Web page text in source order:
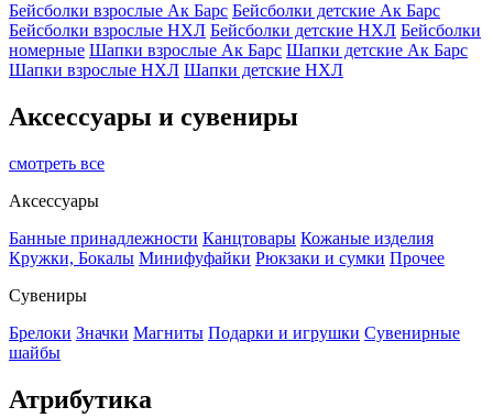
Бейсболки взрослые Ак Барс Бейсболки детские Ак Барс
Бейсболки взрослые НХЛ Бейсболки детские НХЛ Бейсболки
номерные Шапки взрослые Ак Барс Шапки детские Ак Барс
Шапки взрослые НХЛ Шапки детские НХЛ
Аксессуары и сувениры
смотреть все
Аксессуары
Банные принадлежности Канцтовары Кожаные изделия
Кружки, Бокалы Минифуфайки Рюкзаки и сумки Прочее
Сувениры
Брелоки Значки Магниты Подарки и игрушки Сувенирные
шайбы
Атрибутика